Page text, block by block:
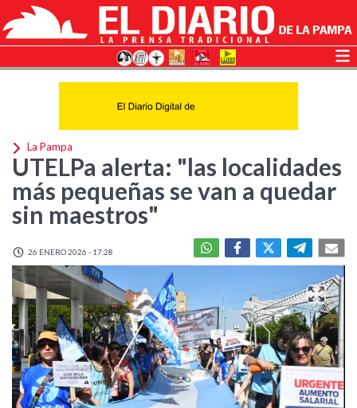
La Pampa
UTELPa alerta: "las localidades
más pequeñas se van a quedar
sin maestros"
26 ENERO 2026 - 17:28